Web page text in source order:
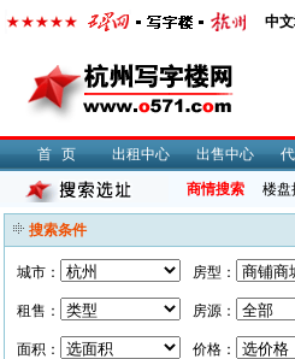
中
首页 出租中心 出售中心
商情搜索 楼盘
搜索条件
城市： 房型：
租售： 房源：
面积： 价格：